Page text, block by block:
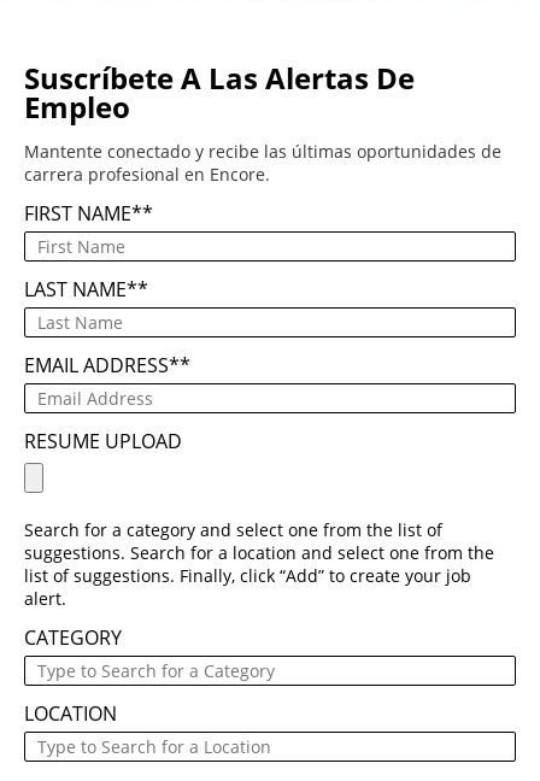
Suscríbete A Las Alertas De
Empleo
Mantente conectado y recibe las últimas oportunidades de
carrera profesional en Encore.
FIRST NAME*
LAST NAME*
EMAIL ADDRESS*
RESUME UPLOAD
Search for a category and select one from the list of
suggestions. Search for a location and select one from the
list of suggestions. Finally, click “Add” to create your job
alert.
CATEGORY
LOCATION